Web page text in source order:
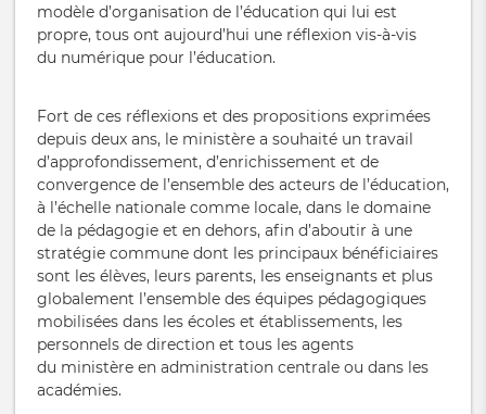
modèle d’organisation de l’éducation qui lui est
propre, tous ont aujourd’hui une réflexion vis-à-vis
du numérique pour l’éducation.
Fort de ces réflexions et des propositions exprimées
depuis deux ans, le ministère a souhaité un travail
d’approfondissement, d’enrichissement et de
convergence de l’ensemble des acteurs de l’éducation,
à l’échelle nationale comme locale, dans le domaine
de la pédagogie et en dehors, afin d’aboutir à une
stratégie commune dont les principaux bénéficiaires
sont les élèves, leurs parents, les enseignants et plus
globalement l’ensemble des équipes pédagogiques
mobilisées dans les écoles et établissements, les
personnels de direction et tous les agents
du ministère en administration centrale ou dans les
académies.